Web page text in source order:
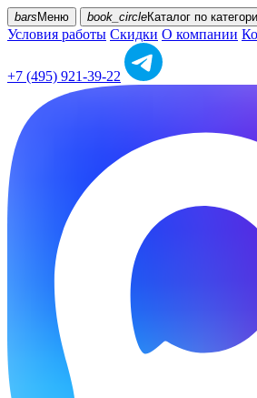
bars Меню book_circleКаталог по
Условия работы Скидки О компании
+7 (495) 921-39-22